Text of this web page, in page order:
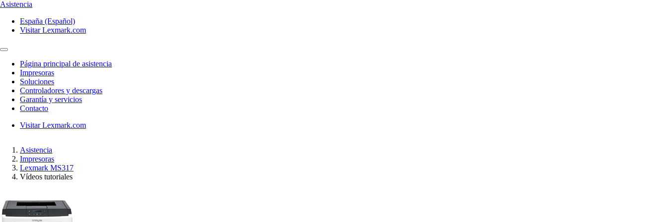
Asistencia
España (Español)
Visitar Lexmark.com
Página principal de asistencia
Impresoras
Soluciones
Controladores y descargas
Garantía y servicios
Contacto
Visitar Lexmark.com
Asistencia
Impresoras
Lexmark MS317
Vídeos tutoriales